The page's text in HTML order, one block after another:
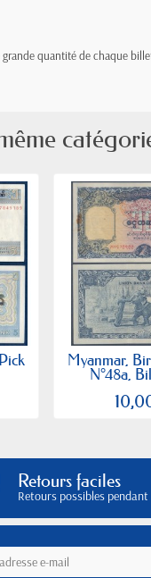
quantité de chaque
Myanmar,
N°48a,
Retours faciles
Retours possibles pendant